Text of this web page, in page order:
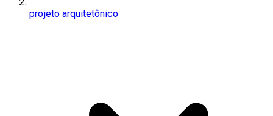
projeto arquitetônico